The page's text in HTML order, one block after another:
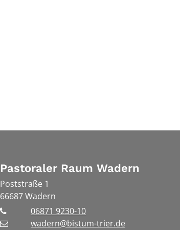
Pastoraler Raum Wadern
Poststraße 1
66687Wadern
06871 9230-10
wadern@bistum-trier.de